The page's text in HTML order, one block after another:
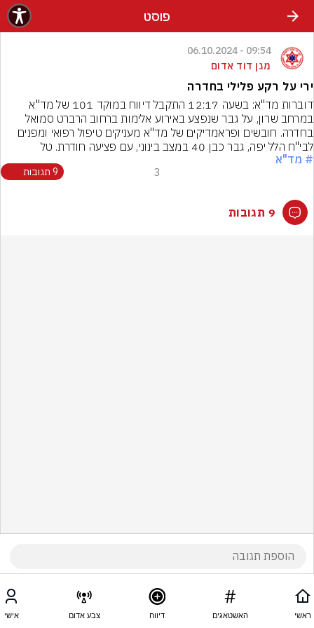
פוסט
09:54 - 06.10.2024
מגן דוד אדום
ירי על רקע פלילי בחדרה
לבי"ח הלל יפה, גבר כבן 40 במצב בינוני, עם פציעה חודרת. טל
# מד"א
3 9 תגובות
9 תגובות
ראשי האשטאגים דיווח צבע אדום אישי